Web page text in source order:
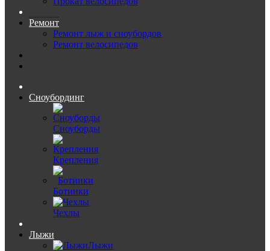
Ремонт
Ремонт лыж и сноубордов
Ремонт велосипедов
Сноубординг
Сноуборды
Крепления
Ботинки
Чехлы
Лыжи
Лыжи